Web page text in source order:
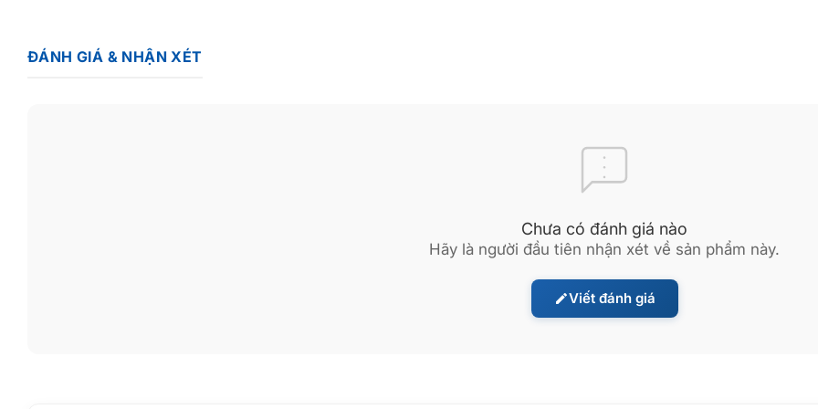
Duplex và áp suất trong chế độ Half Duplex, loại bỏ sự tắc nghẽn lưu lượng, giúp người dùng trải nghiệm Internet ổn định và mượt mà.
ĐÁNH GIÁ & NHẬN XÉT
Chưa có đánh giá nào
Hãy là người đầu tiên nhận xét về sản phẩm này.
Viết đánh giá